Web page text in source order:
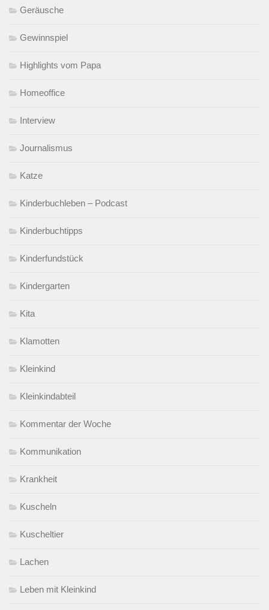
Geräusche
Gewinnspiel
Highlights vom Papa
Homeoffice
Interview
Journalismus
Katze
Kinderbuchleben – Podcast
Kinderbuchtipps
Kinderfundstück
Kindergarten
Kita
Klamotten
Kleinkind
Kleinkindabteil
Kommentar der Woche
Kommunikation
Krankheit
Kuscheln
Kuscheltier
Lachen
Leben mit Kleinkind